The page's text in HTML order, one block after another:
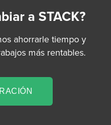
a STACK?
ahorrarle tiempo y
más rentables.